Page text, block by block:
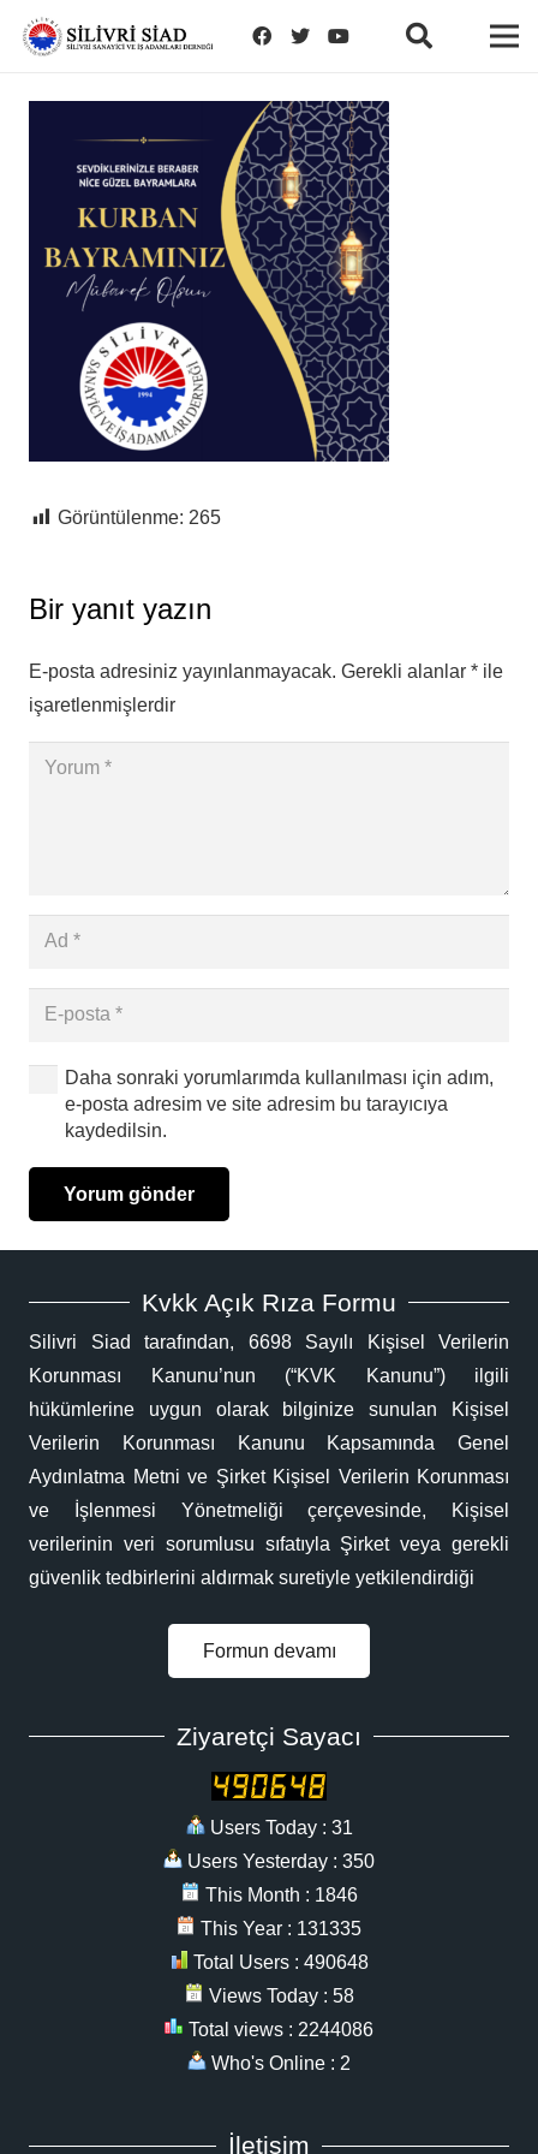
Görüntülenme: 265
Bir yanıt yazın
E-posta adresiniz yayınlanmayacak. Gerekli alanlar * ile
işaretlenmişlerdir
Daha sonraki yorumlarımda kullanılması için adım,
e-posta adresim ve site adresim bu tarayıcıya
kaydedilsin.
Yorum gönder
Kvkk Açık Rıza Formu
Silivri Siad tarafından, 6698 Sayılı Kişisel Verilerin
Korunması Kanunu’nun (“KVK Kanunu”) ilgili
hükümlerine uygun olarak bilginize sunulan Kişisel
Verilerin Korunması Kanunu Kapsamında Genel
Aydınlatma Metni ve Şirket Kişisel Verilerin Korunması
ve İşlenmesi Yönetmeliği çerçevesinde, Kişisel
verilerinin veri sorumlusu sıfatıyla Şirket veya gerekli
güvenlik tedbirlerini aldırmak suretiyle yetkilendirdiği
Formun devamı
Ziyaretçi Sayacı
Users Today : 31
Users Yesterday : 350
This Month : 1846
This Year : 131335
Total Users : 490648
Views Today : 58
Total views : 2244086
Who's Online : 2
İletişim